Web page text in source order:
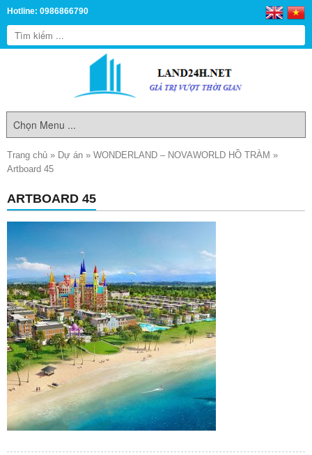
Hotline: 0986866790
Trang chủ » Dự án » WONDERLAND – NOVAWORLD HỒ TRÀM »
Artboard 45
ARTBOARD 45